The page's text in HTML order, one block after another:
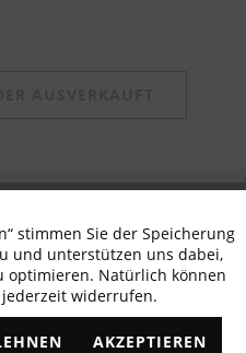
Die aktuellsten Trends
Aktiv
Inaktiv
stimmen Sie der Speicherung
und unterstützen uns dabei,
optimieren. Natürlich können
widerrufen.
AKZEPTIEREN